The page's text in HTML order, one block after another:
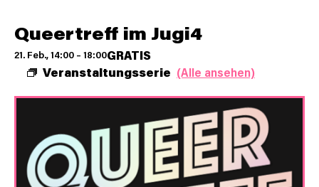
Queertreff im Jugi4
21. Feb., 14:00 – 18:00
Veranstaltungsserie (Alle ansehen)
GRATIS